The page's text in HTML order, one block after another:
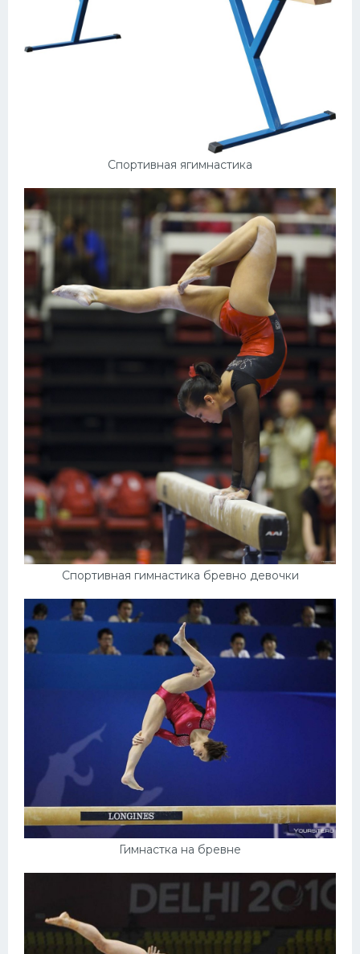
Спортивная ягимнастика
Спортивная гимнастика бревно девочки
Гимнастка на бревне